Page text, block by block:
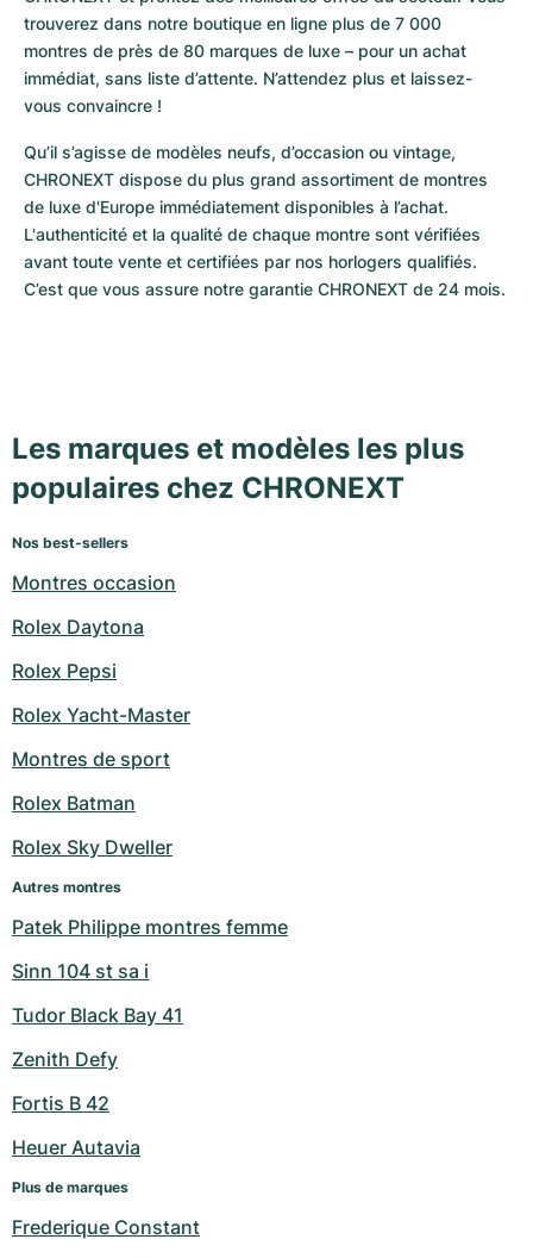
trouverez dans notre boutique en ligne plus de 7 000
montres de près de 80 marques de luxe – pour un achat
immédiat, sans liste d’attente. N’attendez plus et laissez-
vous convaincre !
Qu’il s’agisse de modèles neufs, d’occasion ou vintage,
CHRONEXT dispose du plus grand assortiment de montres
de luxe d'Europe immédiatement disponibles à l’achat.
L'authenticité et la qualité de chaque montre sont vérifiées
avant toute vente et certifiées par nos horlogers qualifiés.
C’est que vous assure notre garantie CHRONEXT de 24 mois.
Les marques et modèles les plus
populaires chez CHRONEXT
Nos best-sellers
Montres occasion
Rolex Daytona
Rolex Pepsi
Rolex Yacht-Master
Montres de sport
Rolex Batman
Rolex Sky Dweller
Autres montres
Patek Philippe montres femme
Sinn 104 st sa i
Tudor Black Bay 41
Zenith Defy
Fortis B 42
Heuer Autavia
Plus de marques
Frederique Constant